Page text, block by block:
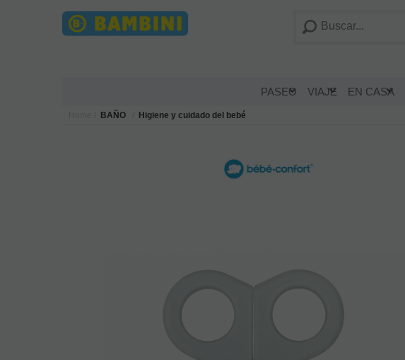
PASEO VIAJE EN CASA
BAÑO Higiene y cuidado del bebé